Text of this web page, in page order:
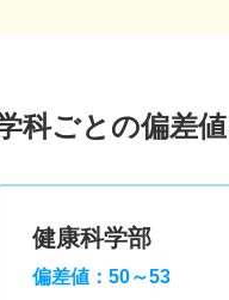
科ごとの偏差
健康科学部
偏差値：50～53